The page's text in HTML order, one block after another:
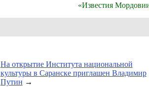
«Известия
На открытие Института национальной
культуры в Саранске приглашен Владимир
Путин →